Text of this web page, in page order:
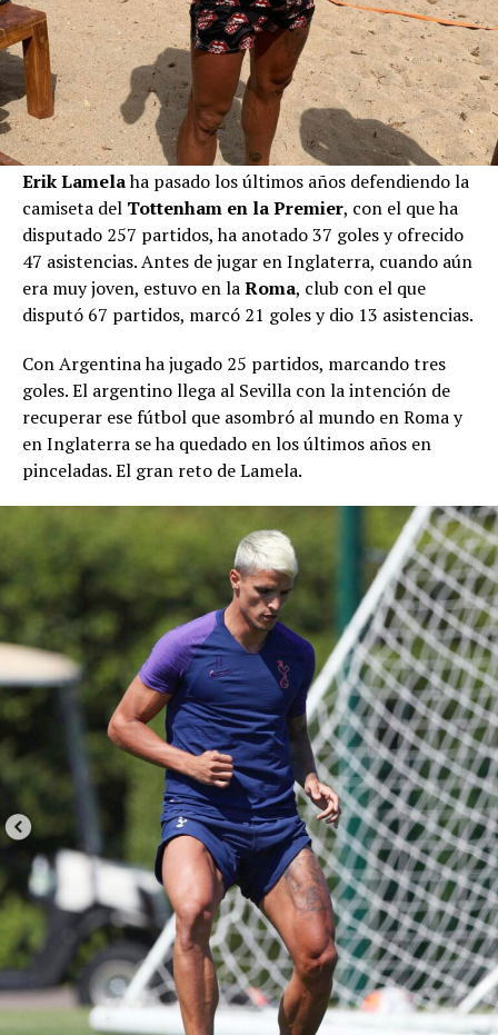
Erik Lamelaha pasado los últimos años defendiendo la
camiseta del Tottenham en la Premier, con el que ha
disputado 257 partidos, ha anotado 37 goles y ofrecido
47 asistencias. Antes de jugar en Inglaterra, cuando aún
era muy joven, estuvo en laRoma, club con el que
disputó 67 partidos, marcó 21 goles y dio 13 asistencias.
Con Argentina ha jugado 25 partidos, marcando tres
goles. El argentino llega al Sevilla con la intención de
recuperar ese fútbol que asombró al mundo en Roma y
en Inglaterra se ha quedado en los últimos años en
pinceladas. El gran reto de Lamela.